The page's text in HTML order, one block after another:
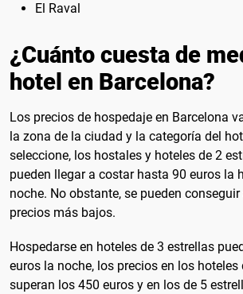
El Raval
¿Cuánto cuesta de
hotel en Barcelona?
Los precios de hospedaje en Barcelona
la zona de la ciudad y la categoría del
seleccione, los hostales y hoteles de 2
pueden llegar a costar hasta 90 euros la
noche. No obstante, se pueden
precios más bajos.
Hospedarse en hoteles de 3 estrellas
euros la noche, los precios en los hoteles
superan los 450 euros y en los de 5